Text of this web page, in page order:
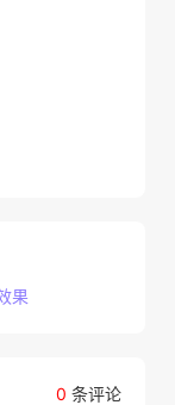
果
0 条评论